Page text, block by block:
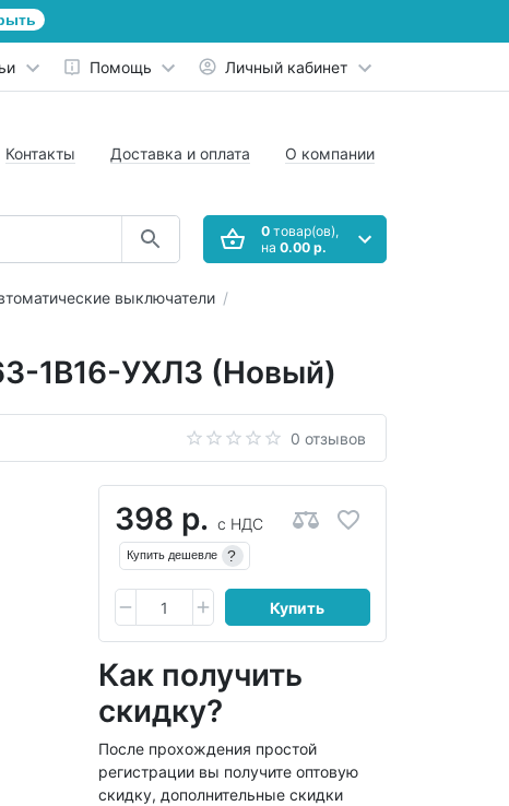
Помощь Личный кабинет
Контакты Доставка и оплата О компании
0товар(ов),
на 0.00 р.
выключатели
1B16-УХЛ3 (Новый)
0 отзывов
398 р. с НДС
Купить дешевле ?
Купить
Как получить
скидку?
После прохождения простой
регистрации вы получите оптовую
скидку, дополнительные скидки